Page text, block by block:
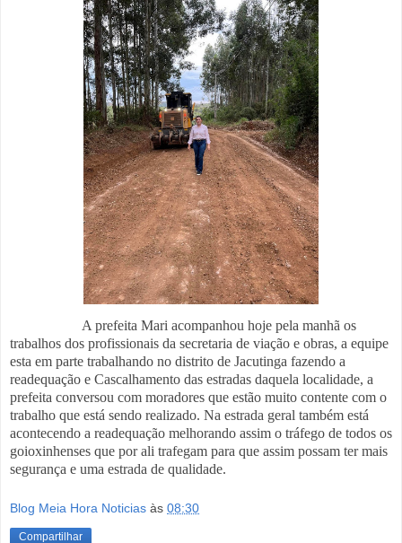
A prefeita Mari acompanhou hoje pela manhã os
trabalhos dos profissionais da secretaria de viação e obras, a equipe
esta em parte trabalhando no distrito de Jacutinga fazendo a
readequação e Cascalhamento das estradas daquela localidade, a
prefeita conversou com moradores que estão muito contente com o
trabalho que está sendo realizado. Na estrada geral também está
acontecendo a readequação melhorando assim o tráfego de todos os
goioxinhenses que por ali trafegam para que assim possam ter mais
segurança e uma estrada de qualidade.
Blog Meia Hora Noticias às 08:30
Compartilhar